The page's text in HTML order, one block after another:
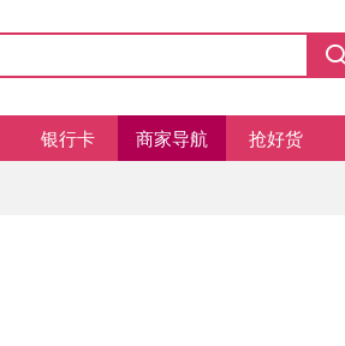
银行卡 商家导航 抢好货